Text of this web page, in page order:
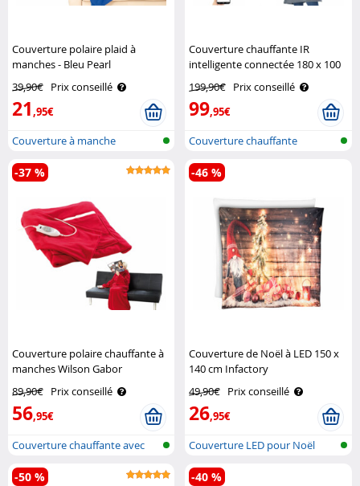
Couverture polaire plaid à
manches - Bleu Pearl
39,90€ Prix conseillé
21,95€
Couverture à manche
Couverture chauffante IR
intelligente connectée 180 x 100
199,90€ Prix conseillé
99,95€
Couverture chauffante
infrarouge av..
Couverture polaire chauffante à
manches Wilson Gabor
89,90€ Prix conseillé
56,95€
-37 %
Couverture chauffante avec
manches
Couverture de Noël à LED 150 x
140 cm Infactory
49,90€ Prix conseillé
26,95€
-46 %
Couverture LED pour Noël
-50 % -40 %